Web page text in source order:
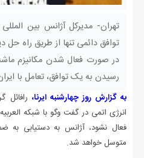
تهران- مدیرکل آژانس بین المللی
توافق دائمی تنها از طریق راه
در صورت فعال شدن مکانیزم
رسیدن به یک توافق، تعامل با
به گزارش روز چهارشنبه ایرنا، رافائل
انرژی اتمی در گفت وگو با شبکه
فعال نشود، آژانس به دستیابی به
متوسل خواهد شد.